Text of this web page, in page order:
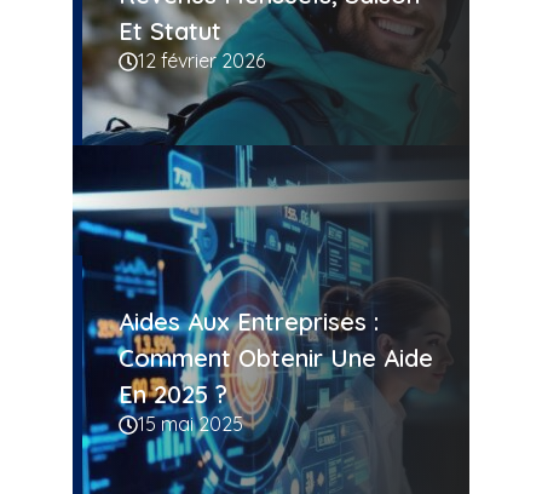
Et Statut
12 février 2026
Aides Aux Entreprises :
Comment Obtenir Une Aide
En 2025 ?
15 mai 2025